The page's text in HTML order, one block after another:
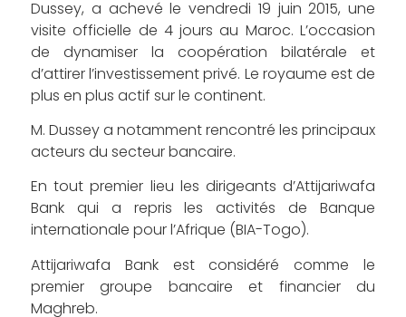
Dussey, a achevé le vendredi 19 juin 2015, une
visite officielle de 4 jours au Maroc. L’occasion
de dynamiser la coopération bilatérale et
d’attirer l’investissement privé. Le royaume est de
plus en plus actif sur le continent.
M. Dussey a notamment rencontré les principaux
acteurs du secteur bancaire.
En tout premier lieu les dirigeants d’Attijariwafa
Bank qui a repris les activités de Banque
internationale pour l’Afrique (BIA-Togo).
Attijariwafa Bank est considéré comme le
premier groupe bancaire et financier du
Maghreb.